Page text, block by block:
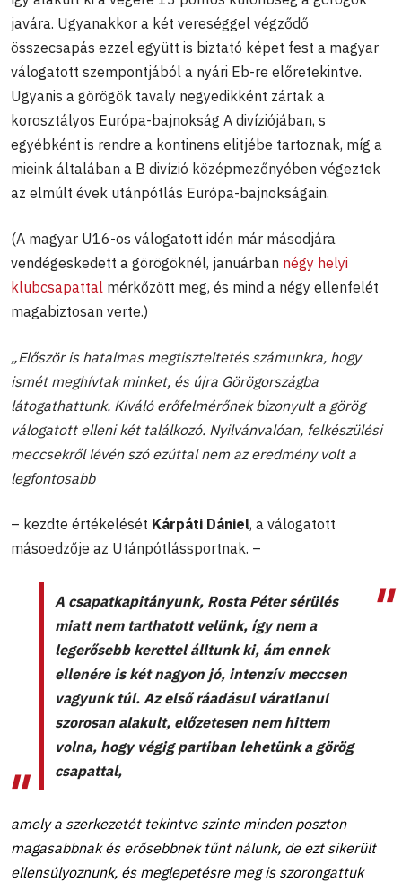
javára. Ugyanakkor a két vereséggel végződő
összecsapás ezzel együtt is biztató képet fest a magyar
válogatott szempontjából a nyári Eb-re előretekintve.
Ugyanis a görögök tavaly negyedikként zártak a
korosztályos Európa-bajnokság A divíziójában, s
egyébként is rendre a kontinens elitjébe tartoznak, míg a
mieink általában a B divízió középmezőnyében végeztek
az elmúlt évek utánpótlás Európa-bajnokságain.
(A magyar U16-os válogatott idén már másodjára
vendégeskedett a görögöknél, januárban négy helyi
klubcsapattal mérkőzött meg, és mind a négy ellenfelét
magabiztosan verte.)
„Először is hatalmas megtiszteltetés számunkra, hogy
ismét meghívtak minket, és újra Görögországba
látogathattunk. Kiváló erőfelmérőnek bizonyult a görög
válogatott elleni két találkozó. Nyilvánvalóan, felkészülési
meccsekről lévén szó ezúttal nem az eredmény volt a
legfontosabb
– kezdte értékelését Kárpáti Dániel, a válogatott
másoedzője az Utánpótlássportnak. –
A csapatkapitányunk, Rosta Péter sérülés
miatt nem tarthatott velünk, így nem a
legerősebb kerettel álltunk ki, ám ennek
ellenére is két nagyon jó, intenzív meccsen
vagyunk túl. Az első ráadásul váratlanul
szorosan alakult, előzetesen nem hittem
volna, hogy végig partiban lehetünk a görög
csapattal,
amely a szerkezetét tekintve szinte minden poszton
magasabbnak és erősebbnek tűnt nálunk, de ezt sikerült
ellensúlyoznunk, és meglepetésre meg is szorongattuk